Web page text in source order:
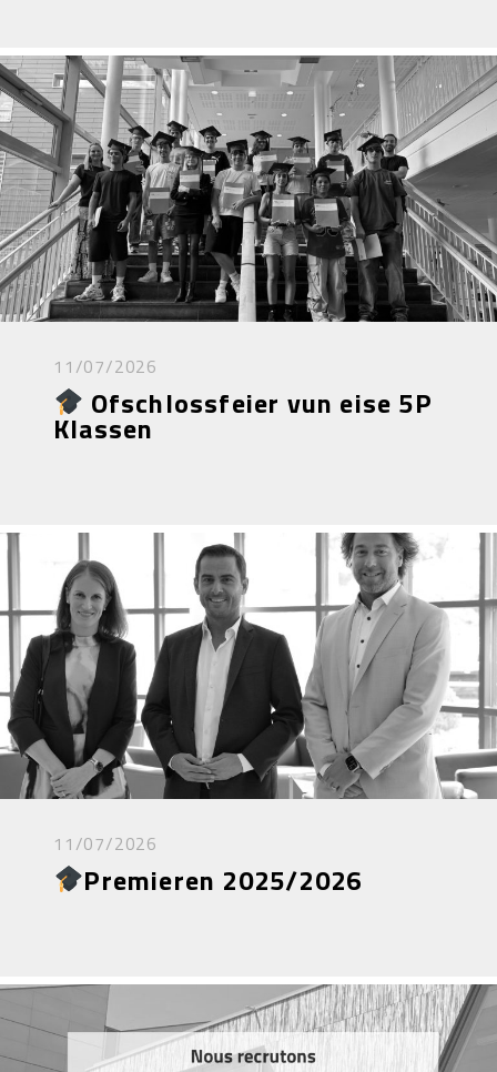
11/07/2026
Ofschlossfeier vun eise 5P
Klassen
11/07/2026
Premieren 2025/2026